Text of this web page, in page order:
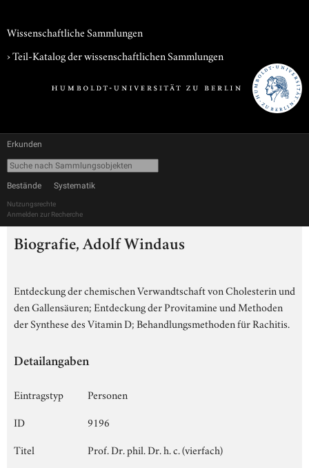
Wissenschaftliche Sammlungen
› Teil-Katalog der wissenschaftlichen Sammlungen
Erkunden
Bestände Systematik
Nutzungsrechte
Anmelden zur Recherche
Biografie, Adolf Windaus
Entdeckung der chemischen Verwandtschaft von Cholesterin und
den Gallensäuren; Entdeckung der Provitamine und Methoden
der Synthese des Vitamin D; Behandlungsmethoden für Rachitis.
Detailangaben
Eintragstyp
Personen
ID
9196
Titel
Prof. Dr. phil. Dr. h. c. (vierfach)